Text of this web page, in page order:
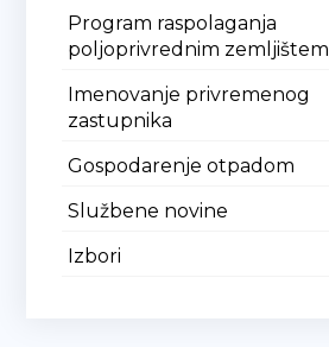
Program raspolaganja
poljoprivrednim zemljištem
Imenovanje privremenog
zastupnika
Gospodarenje otpadom
Službene novine
Izbori